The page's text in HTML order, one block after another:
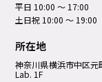
平日 10:00 ～ 17:00
土日祝 10:00 ～ 19:00
所在地
神奈川県横浜市中区元
Lab. 1F